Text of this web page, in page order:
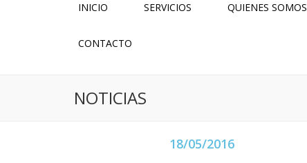
INICIO SERVICIOS QUIENES SOMOS
CONTACTO
NOTICIAS
18/05/2016